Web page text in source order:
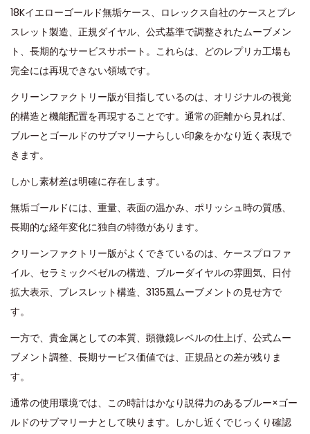
18Kイエローゴールド無垢ケース、ロレックス自社のケースとブレ
スレット製造、正規ダイヤル、公式基準で調整されたムーブメン
ト、長期的なサービスサポート。これらは、どのレプリカ工場も
完全には再現できない領域です。
クリーンファクトリー版が目指しているのは、オリジナルの視覚
的構造と機能配置を再現することです。通常の距離から見れば、
ブルーとゴールドのサブマリーナらしい印象をかなり近く表現で
きます。
しかし素材差は明確に存在します。
無垢ゴールドには、重量、表面の温かみ、ポリッシュ時の質感、
長期的な経年変化に独自の特徴があります。
クリーンファクトリー版がよくできているのは、ケースプロファ
イル、セラミックベゼルの構造、ブルーダイヤルの雰囲気、日付
拡大表示、ブレスレット構造、3135風ムーブメントの見せ方で
す。
一方で、貴金属としての本質、顕微鏡レベルの仕上げ、公式ムー
ブメント調整、長期サービス価値では、正規品との差が残りま
す。
通常の使用環境では、この時計はかなり説得力のあるブルー×ゴー
ルドのサブマリーナとして映ります。しかし近くでじっくり確認